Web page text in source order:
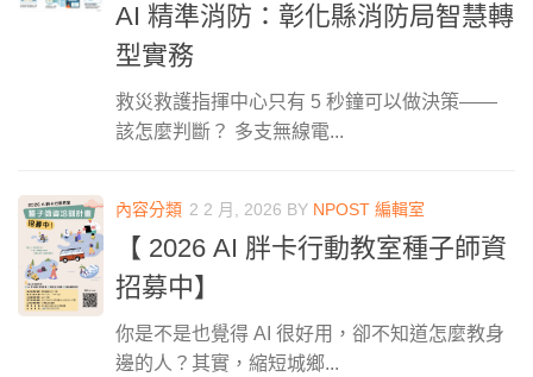
AI 精準消防：彰化縣消防局智慧轉
型實務
救災救護指揮中心只有 5 秒鐘可以做決策——
該怎麼判斷？ 多支無線電...
內容分類 2 2 月, 2026 BY NPOST 編輯室
【 2026 AI 胖卡行動教室種子師資
招募中】
你是不是也覺得 AI 很好用，卻不知道怎麼教身
邊的人？其實，縮短城鄉...